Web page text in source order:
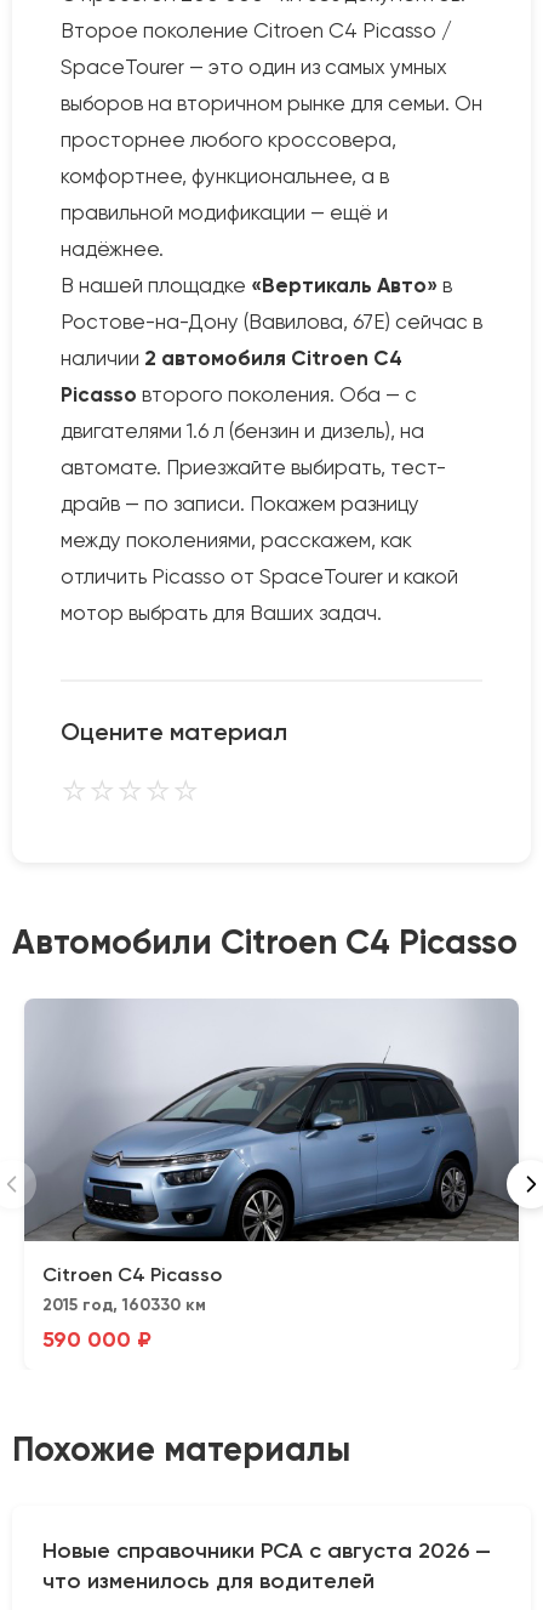
Второе поколение Citroen C4 Picasso /
SpaceTourer — это один из самых умных
выборов на вторичном рынке для семьи. Он
просторнее любого кроссовера,
комфортнее, функциональнее, а в
правильной модификации — ещё и
надёжнее.
В нашей площадке «Вертикаль Авто» в
Ростове-на-Дону (Вавилова, 67Е) сейчас в
наличии 2 автомобиля Citroen C4
Picasso второго поколения. Оба — с
двигателями 1.6 л (бензин и дизель), на
автомате. Приезжайте выбирать, тест-
драйв — по записи. Покажем разницу
между поколениями, расскажем, как
отличить Picasso от SpaceTourer и какой
мотор выбрать для Ваших задач.
Оцените материал
⭐⭐⭐⭐⭐
Автомобили Citroen C4 Picasso
Citroen C4 Picasso
2015 год, 160330 км
590 000 ₽
Похожие материалы
Новые справочники РСА с августа 2026 —
что изменилось для водителей